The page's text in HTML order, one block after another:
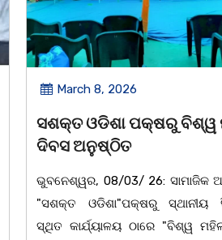
March 8, 2026
ଆନ୍ତର୍ଜାତୀୟ ମହିଳା ଦିବସ
ଉପଲକ୍ଷେ ନାଟକ ‘ଖାଣ୍ଟି ସୁନା’
ଚିଲିକା: ଆନ୍ତର୍ଜାତୀୟ ମହିଳା
ଅବସରରେ ବାଲୁଗାଁସ୍ଥିତ ମା'
ନିକେତନ ର ଓଡ଼ିଆ ଅସ୍ମିତା ଉପରେ